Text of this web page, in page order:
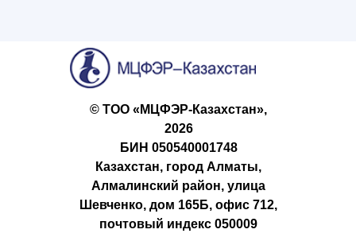
© ТОО «МЦФЭР-Казахстан»,
2026
БИН 050540001748
Казахстан, город Алматы,
Алмалинский район, улица
Шевченко, дом 165Б, офис 712,
почтовый индекс 050009